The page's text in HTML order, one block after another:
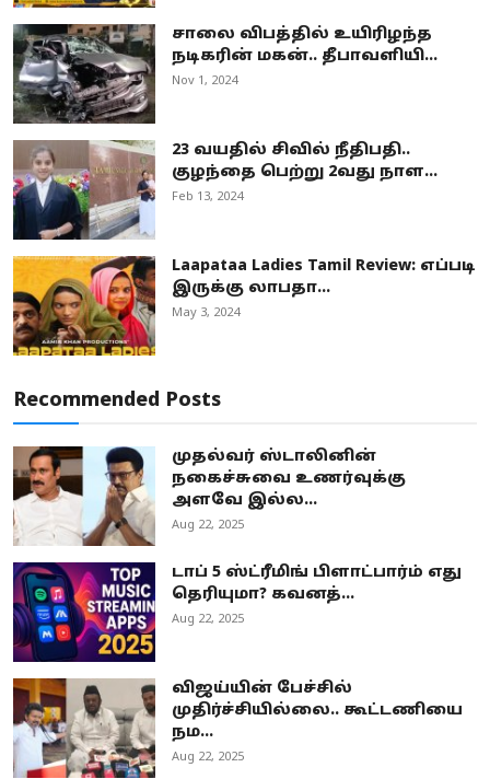
சாலை விபத்தில் உயிரிழந்த
நடிகரின் மகன்.. தீபாவளியி...
Nov 1, 2024
23 வயதில் சிவில் நீதிபதி..
குழந்தை பெற்று 2வது நாள...
Feb 13, 2024
Laapataa Ladies Tamil Review: எப்படி
இருக்கு லாபதா...
May 3, 2024
Recommended Posts
முதல்வர் ஸ்டாலினின்
நகைச்சுவை உணர்வுக்கு
அளவே இல்ல...
Aug 22, 2025
டாப் 5 ஸ்ட்ரீமிங் பிளாட்பார்ம் எது
தெரியுமா? கவனத்...
Aug 22, 2025
விஜய்யின் பேச்சில்
முதிர்ச்சியில்லை.. கூட்டணியை
நம...
Aug 22, 2025